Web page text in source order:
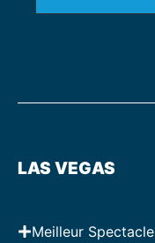
LAS VEGAS
Meilleur Spectacle